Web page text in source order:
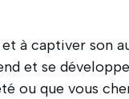
à captiver son
et se
ou que vous